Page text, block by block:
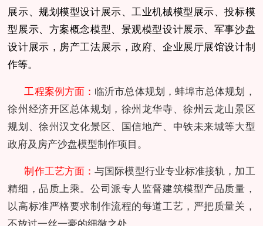
展示、规划模型设计展示、工业机械模型展示、投标模
型展示、方案概念模型、景观模型设计展示、军事沙盘
设计展示，房产工法展示，政府、企业展厅展馆设计制
作等。
工程案例方面： 临沂市总体规划，蚌埠市总体规划，
徐州经济开区总体规划，徐州龙华寺、徐州云龙山景区
规划、徐州汉文化景区、国信地产、中铁未来城等大型
政府及房产沙盘模型制作项目。
制作工艺方面：与国际模型行业专业标准接轨，加工
精细，品质上乘。公司派专人监督建筑模型产品质量，
以高标准严格要求制作流程的每道工艺，严把质量关，
不放过一丝一豪的细微之处。